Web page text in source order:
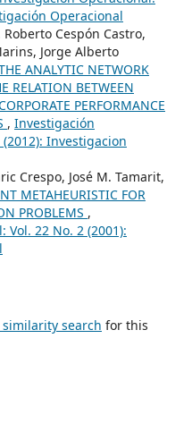
Operacional
Cespón Castro,
Jorge Alberto
ANALYTIC NETWORK
RELATION BETWEEN
PERFORMANCE
, Investigación
Investigacion
Crespo, José M. Tamarit,
METAHEURISTIC FOR
PROBLEMS ,
22 No. 2 (2001):
search for this